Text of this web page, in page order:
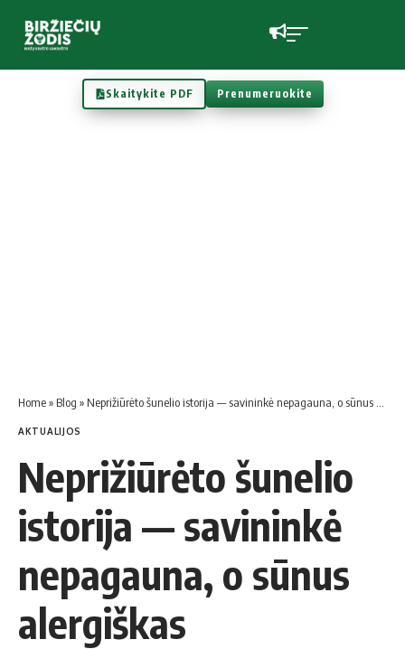
Skaitykite PDF Prenumeruokite
Home» Blog » Nep­ri­žiū­rė­to šu­ne­lio is­to­ri­ja — savininkė nepagauna, o sūnus alergiškas
AKTUALIJOS
Nep­ri­žiū­rė­to šu­ne­lio
is­to­ri­ja — savininkė
nepagauna, o sūnus
alergiškas